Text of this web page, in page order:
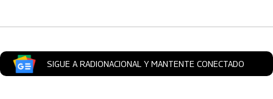
SIGUE A RADIONACIONAL Y MANTENTE CONECTADO